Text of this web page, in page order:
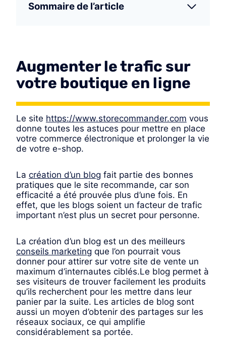
Sommaire de l’article
Augmenter le trafic sur
votre boutique en ligne
Le site https://www.storecommander.com vous
donne toutes les astuces pour mettre en place
votre commerce électronique et prolonger la vie
de votre e-shop.
La création d’un blog fait partie des bonnes
pratiques que le site recommande, car son
efficacité a été prouvée plus d’une fois. En
effet, que les blogs soient un facteur de trafic
important n’est plus un secret pour personne.
La création d’un blog est un des meilleurs
conseils marketing que l’on pourrait vous
donner pour attirer sur votre site de vente un
maximum d’internautes ciblés.Le blog permet à
ses visiteurs de trouver facilement les produits
qu’ils recherchent pour les mettre dans leur
panier par la suite. Les articles de blog sont
aussi un moyen d’obtenir des partages sur les
réseaux sociaux, ce qui amplifie
considérablement sa portée.